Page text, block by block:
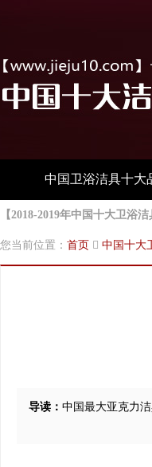
中国卫浴洁具十大
【2018-2019年中国十大卫
您当前位置： 首页 中国十大
导读： 中国最大亚克力